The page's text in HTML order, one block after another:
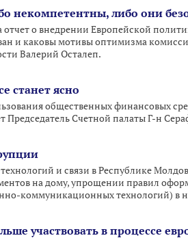
некомпетентны, либо они
о внедрении Европейской
и каковы мотивы оптимизма
Валерий Осталеп.
станет ясно
общественных финансовых
Председатель Счетной палаты Г-н
и связи в Республике
на дому, упрощении правил
коммуникационных технологий) в
участвовать в процессе